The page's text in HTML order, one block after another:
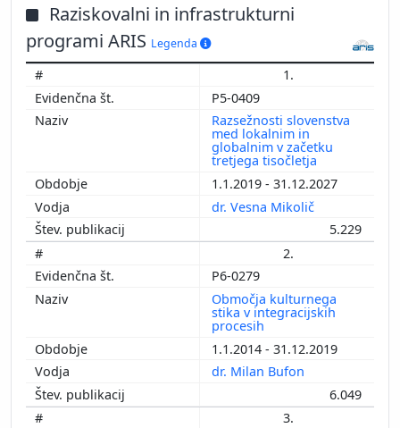
Raziskovalni in infrastrukturni
programi ARIS Legenda
1.
P5-0409
Razsežnosti slovenstva
med lokalnim in
globalnim v začetku
tretjega tisočletja
1.1.2019 - 31.12.2027
dr. Vesna Mikolič
5.229
2.
P6-0279
Območja kulturnega
stika v integracijskih
procesih
1.1.2014 - 31.12.2019
dr. Milan Bufon
6.049
3.